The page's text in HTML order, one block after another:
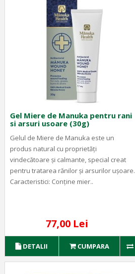
Gel Miere de Manuka pentru rani
si arsuri usoare (30g)
Gelul de Miere de Manuka este un
produs natural cu proprietăți
vindecătoare și calmante, special creat
pentru tratarea rănilor și arsurilor ușoare.
Caracteristici: Conține mier..
77,00 Lei
DETALII CUMPARA